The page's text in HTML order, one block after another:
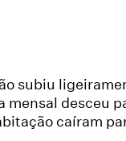
subiu
mensal desceu
caíram